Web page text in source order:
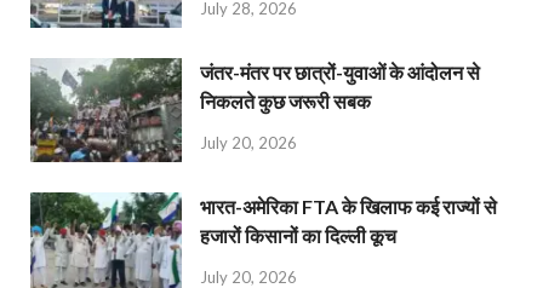
July 28, 2026
जंतर-मंतर पर छात्रों-युवाओं के आंदोलन से
निकलते कुछ जरूरी सबक
July 20, 2026
भारत-अमेरिका FTA के खिलाफ कई राज्यों से
हजारों किसानों का दिल्ली कूच
July 20, 2026